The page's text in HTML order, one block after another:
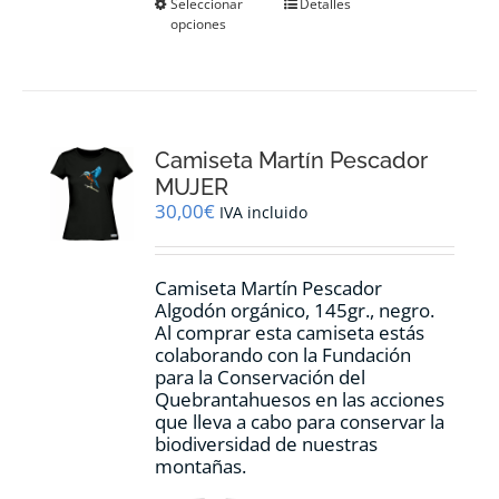
opciones
se
elegir
la
de
producto
Camiseta Martín Pescador
MUJER
30,00€ IVA incluido
Camiseta Martín Pescador
Algodón orgánico, 145gr., negro.
Al comprar esta camiseta estás
colaborando con la Fundación
para la Conservación del
Quebrantahuesos en las acciones
que lleva a cabo para conservar la
biodiversidad de nuestras
montañas.